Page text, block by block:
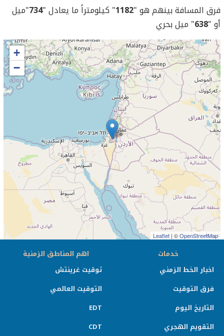
فرق المسافة بينهم هو "1182" كيلومتراً ما يعادل "734"ميل
أو "638" ميل بحري
+
−
Leaflet | ©OpenStreetMap
خدمات
اخبار الخط الزمني
فرق التوقيت
التاريخ اليوم
التقويم الهجري
اهم المناطق الزمنية
توقيت غرينتش
التوقيت العالمي
EDT
CDT